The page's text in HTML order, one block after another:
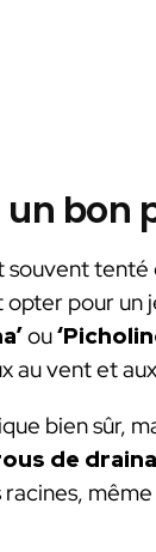
bon
pour un
ou
au vent et
bien sûr,
de